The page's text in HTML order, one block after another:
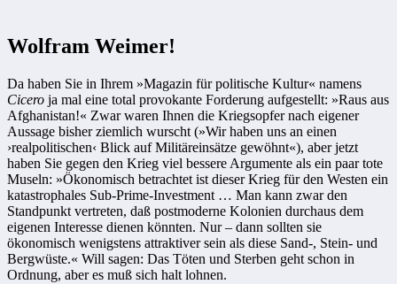
Wolfram Weimer!
Da haben Sie in Ihrem »Magazin für politische Kultur« namens
Cicero ja mal eine total provokante Forderung aufgestellt: »Raus aus
Afghanistan!« Zwar waren Ihnen die Kriegsopfer nach eigener
Aussage bisher ziemlich wurscht (»Wir haben uns an einen
›realpolitischen‹ Blick auf ­Militäreinsätze gewöhnt«), aber jetzt
haben Sie gegen den Krieg viel bessere Argumente als ein paar tote
Museln: »Ökonomisch betrachtet ist dieser Krieg für den Westen ein
katastrophales Sub-Prime-­In­vestment … Man kann zwar den
Standpunkt vertreten, daß postmoderne Kolonien durchaus dem
eigenen Interesse dienen könnten. Nur – dann sollten sie
ökonomisch wenigstens attraktiver sein als diese Sand-, Stein- und
Bergwüste.« Will sagen: Das Töten und Sterben geht schon in
Ordnung, aber es muß sich halt lohnen.